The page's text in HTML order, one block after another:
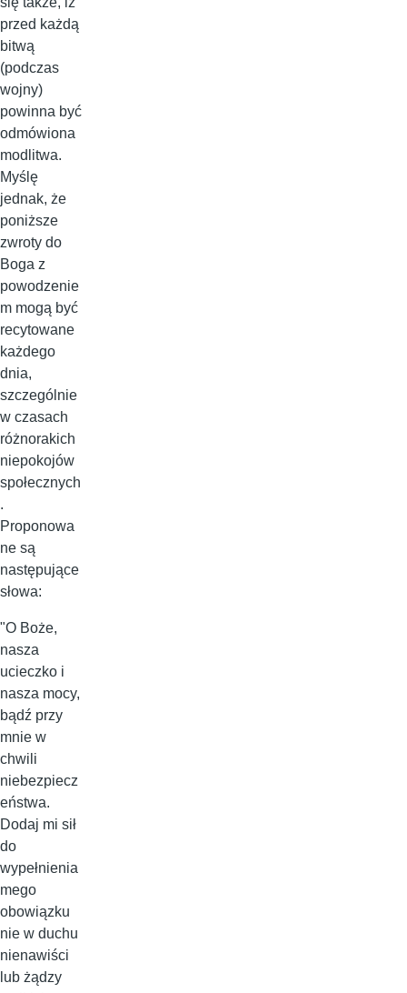
przed każdą
bitwą
(podczas
wojny)
powinna być
odmówiona
modlitwa.
Myślę
jednak, że
poniższe
zwroty do
Boga z
powodzenie
m mogą być
recytowane
każdego
dnia,
szczególnie
w czasach
różnorakich
niepokojów
społecznych
.
Proponowa
ne są
następujące
słowa:
"O Boże,
nasza
ucieczko i
nasza mocy,
bądź przy
mnie w
chwili
niebezpiecz
eństwa.
Dodaj mi sił
do
wypełnienia
mego
obowiązku
nie w duchu
nienawiści
lub żądzy